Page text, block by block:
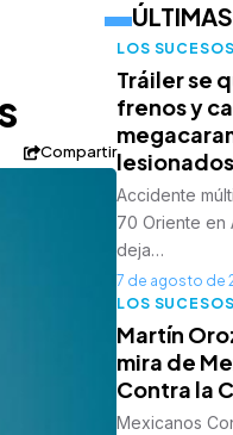
Compartir
LOS SUCESOS
Tráiler se
frenos y
lesionados
Accidente
70 Oriente en
deja…
7 de agosto de
LOS SUCESOS
Martín
mira de
Contra la
Mexicanos